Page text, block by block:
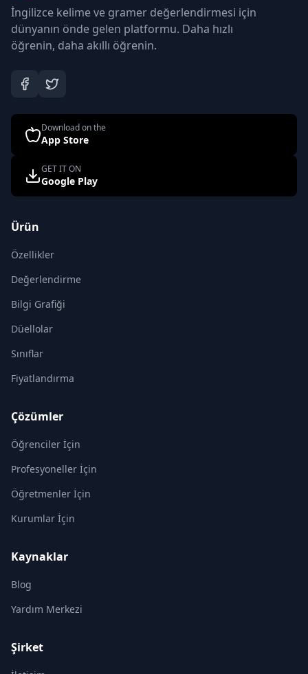
İngilizce kelime ve gramer değerlendirmesi için
dünyanın önde gelen platformu. Daha hızlı
öğrenin, daha akıllı öğrenin.
Download on the
App Store
GET IT ON
Google Play
Ürün
Özellikler
Değerlendirme
Bilgi Grafiği
Düellolar
Sınıflar
Fiyatlandırma
Çözümler
Öğrenciler İçin
Profesyoneller İçin
Öğretmenler İçin
Kurumlar İçin
Kaynaklar
Blog
Yardım Merkezi
Şirket